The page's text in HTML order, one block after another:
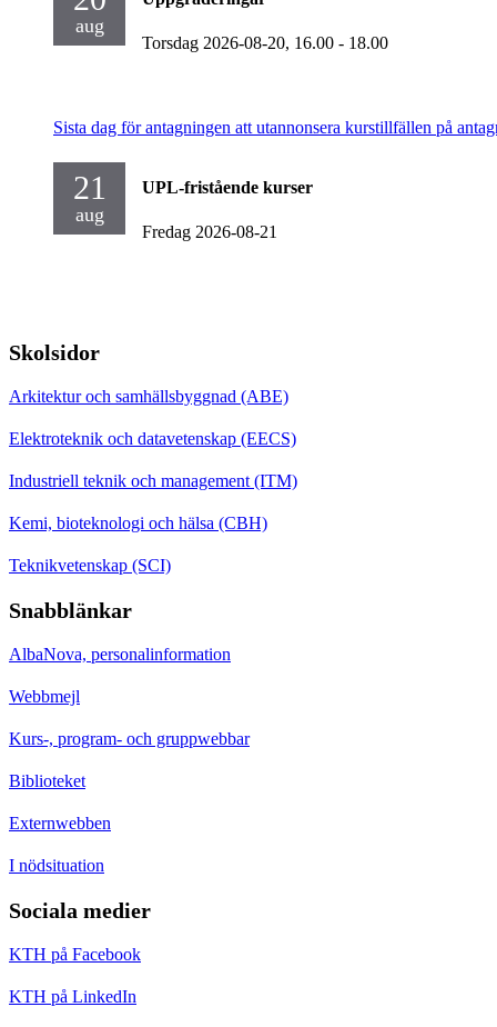
aug
Torsdag 2026-08-20, 16.00 - 18.00
Sista dag för antagningen att utannonsera kurstillfällen på
21
aug
UPL-fristående kurser
Fredag 2026-08-21
Skolsidor
Arkitektur och samhällsbyggnad (ABE)
Elektroteknik och datavetenskap (EECS)
Industriell teknik och management (ITM)
Kemi, bioteknologi och hälsa (CBH)
Teknikvetenskap (SCI)
Snabblänkar
AlbaNova, personalinformation
Webbmejl
Kurs-, program- och gruppwebbar
Biblioteket
Externwebben
I nödsituation
Sociala medier
KTH på Facebook
KTH på LinkedIn